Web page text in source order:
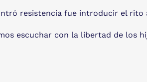
resistencia fue introducir el rito
escuchar con la libertad de los